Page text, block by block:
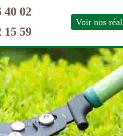
40 02
15 59
Voir nos